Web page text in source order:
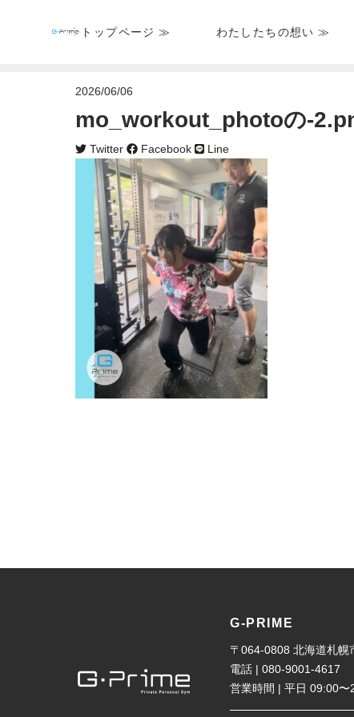
トップページ ≫ わたしたちの想い ≫
2026/06/06
mo_workout_photoの-
Twitter Facebook Line
G-PRIME
〒064-0808 北海道札幌
電話 | 080-9001-4617
営業時間 | 平日 09:00